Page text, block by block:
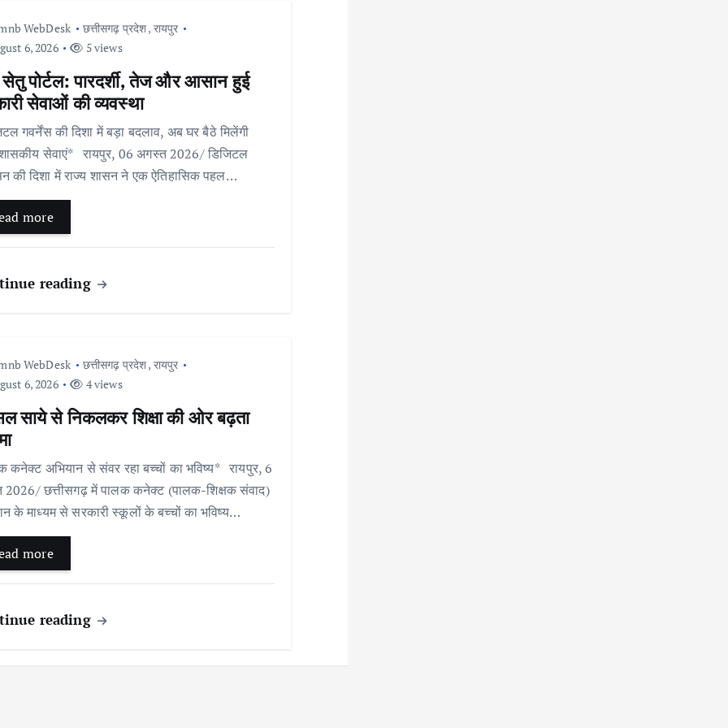
WebDesk छत्तीसगढ़ प्रदेश, रायपुर
6, 2026
5 views
पोर्टल: पारदर्शी, तेज और आसान हुई
सेवाओं की व्यवस्था
गवर्नेंस की दिशा में बड़ा बदलाव, अब घर बैठे मिलेंगी
सेवाएं* रायपुर, 06 अगस्त 2026/ डिजिटल
की दिशा में राज्य शासन ने एक ऐतिहासिक पहल…
more
reading
WebDesk छत्तीसगढ़ प्रदेश, रायपुर
6, 2026
4 views
साये से निकलकर शिक्षा की ओर बढ़ता
कनेक्ट अभियान से संवर रहा बच्चों का भविष्य* रायपुर, 6
2026/ छत्तीसगढ़ में पालक कनेक्ट (पालक-शिक्षक संवाद)
के माध्यम से सरकारी स्कूलों के बच्चों का भविष्य…
more
reading